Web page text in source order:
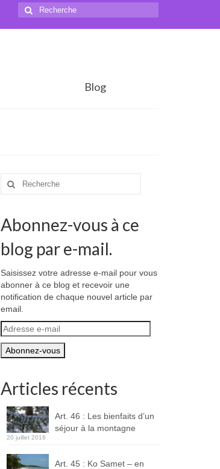
Rechercher
:
Blog
Rechercher
Abonnez-vous à ce
blog par e-mail.
Saisissez votre adresse e-mail pour vous
abonner à ce blog et recevoir une
notification de chaque nouvel article par
email.
Adresse
e-
mail
Articles récents
Art. 46 : Les bienfaits d’un
séjour à la montagne
20 juillet 2016
Art. 45 : Ko Samet – en